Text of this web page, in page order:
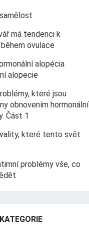
má tendenci k
ovulace
alopécia
alopecie
které jsou
obnovením hormonální
Část 1
které tento svět
problémy vše, co